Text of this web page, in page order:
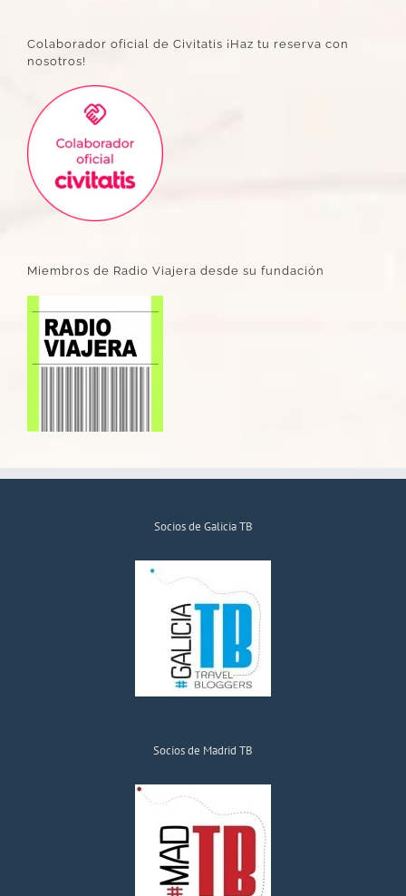
Colaborador oficial de Civitatis ¡Haz tu reserva con
nosotros!
Miembros de Radio Viajera desde su fundación
Socios de Galicia TB
Socios de Madrid TB